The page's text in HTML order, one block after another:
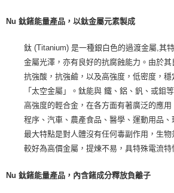
Nu 鈦鍺能量產品，以鈦金屬元素製成
鈦 (Titanium) 是一種銀白色的過渡金屬,其
金屬光澤，亦有良好的抗腐蝕能力。由於其
抗強酸，抗強鹼，以及高強度，低密度，
「太空金屬」。鈦能與 鐵、鋁、釩、或鉬
高強度的輕合金，在各方面有著廣泛的應
程序、汽車、農產食品、醫學、運動用品
最大特點是對人體沒有任何毒副作用，生
較好為高價金屬，提煉不易，具特殊電流特
Nu 鈦鍺能量產品，內含鍺成分釋放負離子